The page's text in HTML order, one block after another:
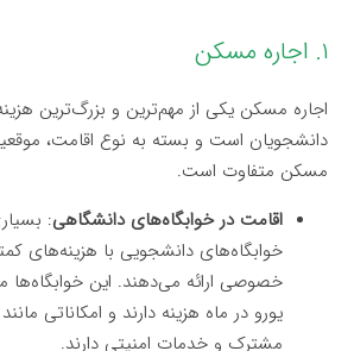
۱. اجاره مسکن
اجاره مسکن یکی از مهم‌ترین و بزرگ‌ترین
دانشجویان است و بسته به نوع اقامت،
مسکن متفاوت است.
اقامت در خوابگاه‌های دانشگاهی:
خوابگاه‌های دانشجویی با هزینه‌های
یورو در ماه هزینه دارند و امکاناتی
مشترک و خدمات امنیتی دارند.